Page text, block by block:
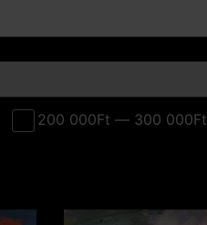
200 000Ft — 300 000Ft